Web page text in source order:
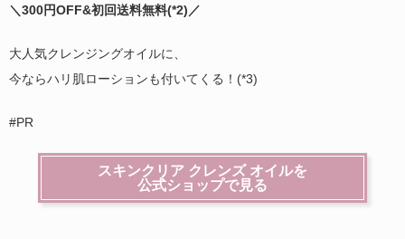
＼300円OFF&初回送料無料(*2) ／
大人気クレンジングオイルに、
今ならハリ肌ローションも付いてくる！(*3)
#PR
スキンクリア クレンズ オイルを
公式ショップで見る